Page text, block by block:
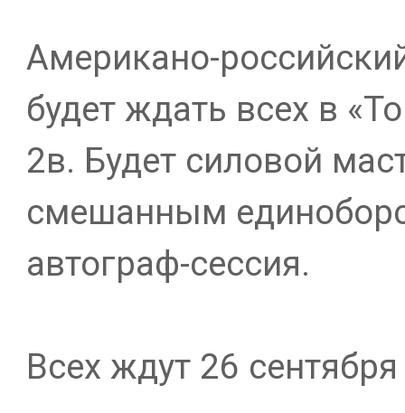
Американо-
будет ждать всех в
2в. Будет силовой
смешанным
автограф-сессия.
Всех ждут 26